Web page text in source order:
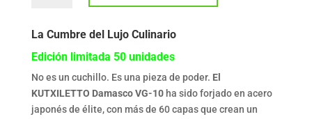
cantidad
La Cumbre del Lujo Culinario
Edición limitada 50 unidades
No es un cuchillo. Es una pieza de poder. El
KUTXILETTO Damasco VG-10ha sido forjado en acero
japonés de élite, con más de 60 capas que crean un